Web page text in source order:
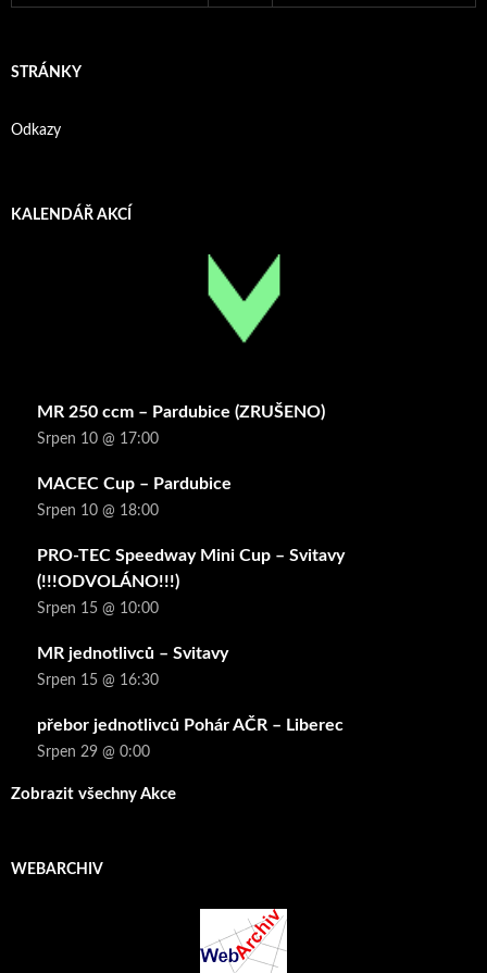
STRÁNKY
Odkazy
KALENDÁŘ AKCÍ
MR 250 ccm – Pardubice (ZRUŠENO)
Srpen 10 @ 17:00
MACEC Cup – Pardubice
Srpen 10 @ 18:00
PRO-TEC Speedway Mini Cup – Svitavy
(!!!ODVOLÁNO!!!)
Srpen 15 @ 10:00
MR jednotlivců – Svitavy
Srpen 15 @ 16:30
přebor jednotlivců Pohár AČR – Liberec
Srpen 29 @ 0:00
Zobrazit všechny Akce
WEBARCHIV